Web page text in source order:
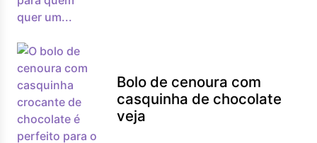
Bolo de cenoura com
casquinha de chocolate
veja